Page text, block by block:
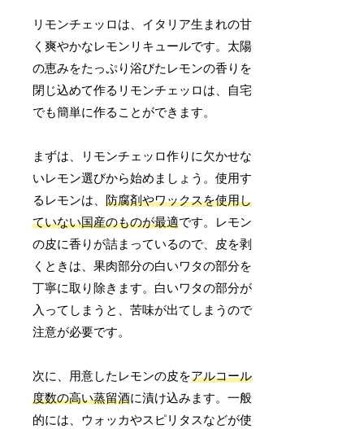
リモンチェッロは、イタリア生まれの甘
く爽やかなレモンリキュールです。太陽
の恵みをたっぷり浴びたレモンの香りを
閉じ込めて作るリモンチェッロは、自宅
でも簡単に作ることができます。
まずは、リモンチェッロ作りに欠かせな
いレモン選びから始めましょう。使用す
るレモンは、防腐剤やワックスを使用し
ていない国産のものが最適です。レモン
の皮に香りが詰まっているので、皮を剥
くときは、果肉部分の白いワタの部分を
丁寧に取り除きます。白いワタの部分が
入ってしまうと、苦味が出てしまうので
注意が必要です。
次に、用意したレモンの皮をアルコール
度数の高い蒸留酒に漬け込みます。一般
的には、ウォッカやスピリタスなどが使